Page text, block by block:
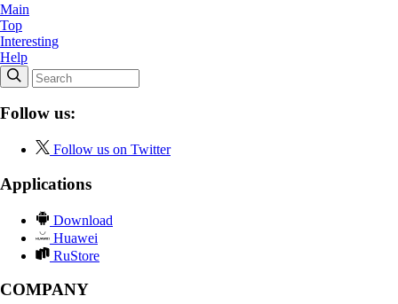
Main
Top
Interesting
Help
Follow us:
Follow us on Twitter
Applications
Download
Huawei
RuStore
COMPANY